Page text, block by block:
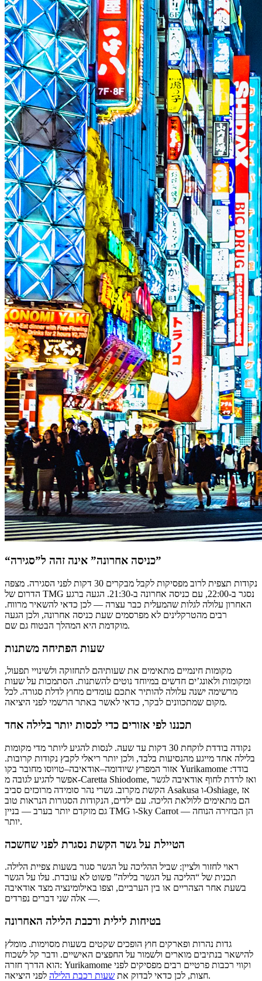
“כניסה אחרונה” אינה זהה ל”סגירה”
נקודות תצפית לרוב מפסיקות לקבל מבקרים 30 דקות לפני הסגירה. מצפה
הדרום של TMG נסגר ב-22:00, עם כניסה אחרונה ב-21:30. הגעה ברגע
האחרון עלולה לגלות שהמעלית כבר עצרה — לכן כדאי להשאיר מרווח.
רבים מהטרקלינים לא מפרסמים שעת כניסה אחרונה, ולכן הגעה
מוקדמת היא המהלך הבטוח גם שם.
שעות הפתיחה משתנות
מקומות חינמיים מתאימים את שעותיהם לתחזוקה ולשינויי תפעול,
ומקומות ולאונג’ים חדשים במיוחד נוטים להשתנות. הסתמכות על שעות
מרשימה ישנה עלולה להותיר אתכם עומדים מחוץ לדלת סגורה. לכל
מקום שמתכוונים לבקר, כדאי לאשר באתר הרשמי לפני היציאה.
תכננו לפי אזורים כדי לכסות יותר בלילה אחד
נקודה בודדת לוקחת 30 דקות עד שעה. לנסות להגיע ליותר מדי מקומות
בלילה אחד מייגע מהנסיעות בלבד, ולכן יותר ריאלי לקבץ נקודות קרובות.
אזור המפרץ שיודומה–אודאיבה–טויוסו מחובר בקו Yurikamome בודד:
אפשר להגיע לגובה מ-Caretta Shiodome, ואז לרדת לחוף אודאיבה לגשר
הקשת מקרוב. גשרי נהר סומידה מרוכזים סביב Asakusa ו-Oshiage, אז
הם מתאימים ללולאת הליכה. עם ילדים, הנקודות הסגורות הנראות טוב
גם מוקדם יותר בערב — בניין TMG ו-Sky Carrot — הן הבחירה הנוחה
יותר.
הטיילת על גשר הקשת נסגרת לפני שחשכה
ראוי לחזור ולציין: שביל ההליכה על הגשר סגור בשעות צפיית הלילה.
תכנית של “הליכה על הגשר בלילה” פשוט לא עובדת. עלו על הגשר
בשעת אחר הצהריים או בין הערביים, וצפו באילומינציה מצד אודאיבה
— אלה שני דברים נפרדים.
בטיחות לילית ורכבת הלילה האחרונה
גדות נהרות ופארקים חוץ הופכים שקטים בשעות מסוימות. מומלץ
להישאר בנתיבים מוארים ולשמור על החפצים האישיים. ודבר קל לשכוח
הוא הדרך חזרה: Yurikamome וקווי רכבות פרטיים רבים מפסיקים לפני
חצות, לכן כדאי לבדוק את שעות רכבת הלילה לפני היציאה.